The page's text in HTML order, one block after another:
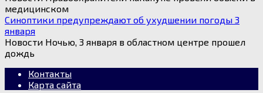
медицинском
Синоптики предупреждают об ухудшении погоды 3
января
Новости Ночью, 3 января в областном центре прошел
дождь
Контакты
Карта сайта